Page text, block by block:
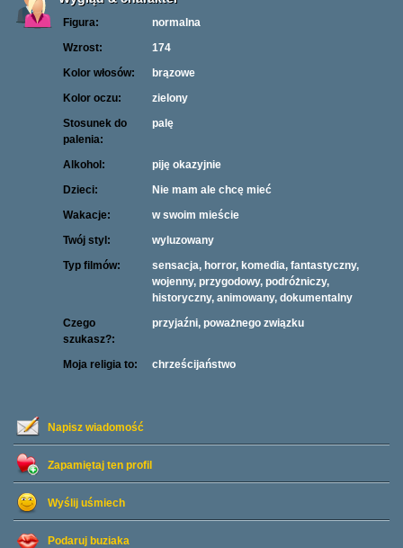
Napisz wiadomość
Zapamiętaj ten profil
Wyślij uśmiech
Podaruj buziaka
Figura:
normalna
Wzrost:
174
Kolor włosów:
brązowe
Kolor oczu:
zielony
Stosunek do
palenia:
palę
Alkohol:
piję okazyjnie
Dzieci:
Nie mam ale chcę mieć
Wakacje:
w swoim mieście
Twój styl:
wyluzowany
Typ filmów:
sensacja, horror, komedia, fantastyczny,
wojenny, przygodowy, podróżniczy,
historyczny, animowany, dokumentalny
Czego
szukasz?:
przyjaźni, poważnego związku
Moja religia to: chrześcijaństwo